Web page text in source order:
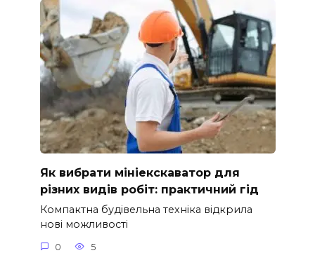
Як вибрати мініекскаватор для
різних видів робіт: практичний гід
Компактна будівельна техніка відкрила
нові можливості
0 5